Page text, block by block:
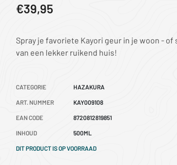
€39,95
Spray je favoriete Kayori geur in je woon -
van een lekker ruikend huis!
CATEGORIE HAZAKURA
ART. NUMMER KAY009108
EAN CODE 8720812819851
INHOUD 500ML
DIT PRODUCT IS OP VOORRAAD